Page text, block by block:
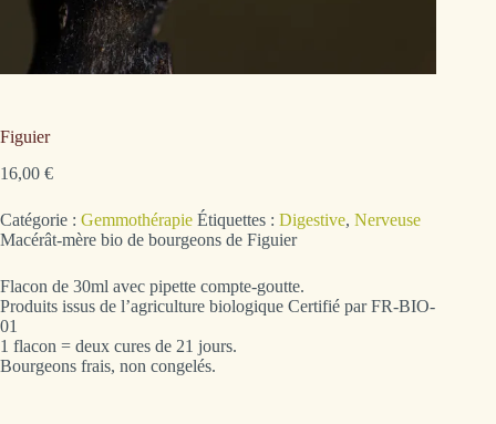
Figuier
16,00 €
Catégorie : Gemmothérapie Étiquettes : Digestive, Nerveuse
Macérât-mère bio de bourgeons de Figuier
Flacon de 30ml avec pipette compte-goutte.
Produits issus de l’agriculture biologique Certifié par FR-BIO-
01
1 flacon = deux cures de 21 jours.
Bourgeons frais, non congelés.